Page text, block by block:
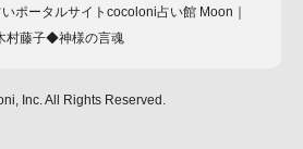
ポータルサイトcocoloni占い館 Moon｜
村藤子◆神様の言魂
Inc. All Rights Reserved.